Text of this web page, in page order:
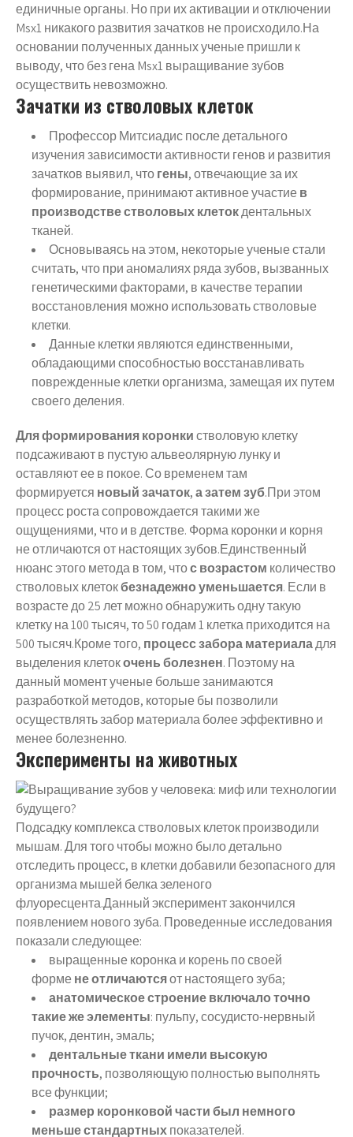
единичные органы. Но при их активации и отключении
Msx1 никакого развития зачатков не происходило.На
основании полученных данных ученые пришли к
выводу, что без гена Msx1 выращивание зубов
осуществить невозможно.
Зачатки из стволовых клеток
Профессор Митсиадис после детального
изучения зависимости активности генов и развития
зачатков выявил, чтогены, отвечающие за их
формирование, принимают активное участиев
производстве стволовых клетокдентальных
тканей.
Основываясь на этом, некоторые ученые стали
считать, что при аномалиях ряда зубов, вызванных
генетическими факторами, в качестве терапии
восстановления можно использовать стволовые
клетки.
Данные клетки являются единственными,
обладающими способностью восстанавливать
поврежденные клетки организма, замещая их путем
своего деления.
Для формирования коронкистволовую клетку
подсаживают в пустую альвеолярную лунку и
оставляют ее в покое. Со временем там
формируется новый зачаток, а затем зуб.При этом
процесс роста сопровождается такими же
ощущениями, что и в детстве. Форма коронки и корня
не отличаются от настоящих зубов.Единственный
нюанс этого метода в том, чтос возрастом количество
стволовых клетокбезнадежно уменьшается. Если в
возрасте до 25 лет можно обнаружить одну такую
клетку на 100 тысяч, то 50 годам 1 клетка приходится на
500 тысяч.Кроме того, процесс забора материаладля
выделения клетокочень болезнен. Поэтому на
данный момент ученые больше занимаются
разработкой методов, которые бы позволили
осуществлять забор материала более эффективно и
менее болезненно.
Эксперименты на животных
Подсадку комплекса стволовых клеток производили
мышам. Для того чтобы можно было детально
отследить процесс, в клетки добавили безопасного для
организма мышей белка зеленого
флуоресцента.Данный эксперимент закончился
появлением нового зуба. Проведенные исследования
показали следующее:
выращенные коронка и корень по своей
формене отличаютсяот настоящего зуба;
анатомическое строение включало точно
такие же элементы: пульпу, сосудисто-нервный
пучок, дентин, эмаль;
дентальные ткани имели высокую
прочность, позволяющую полностью выполнять
все функции;
размер коронковой части был немного
меньше стандартныхпоказателей.